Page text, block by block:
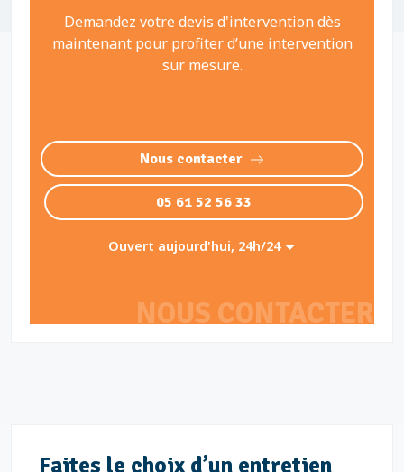
NOUS CONTACTER
Demandez votre devis d'intervention dès
maintenant pour profiter d’une intervention
sur mesure.
Nous contacter
05 61 52 56 33
Ouvert aujourd'hui, 24h/24
Faites le choix d’un entretien